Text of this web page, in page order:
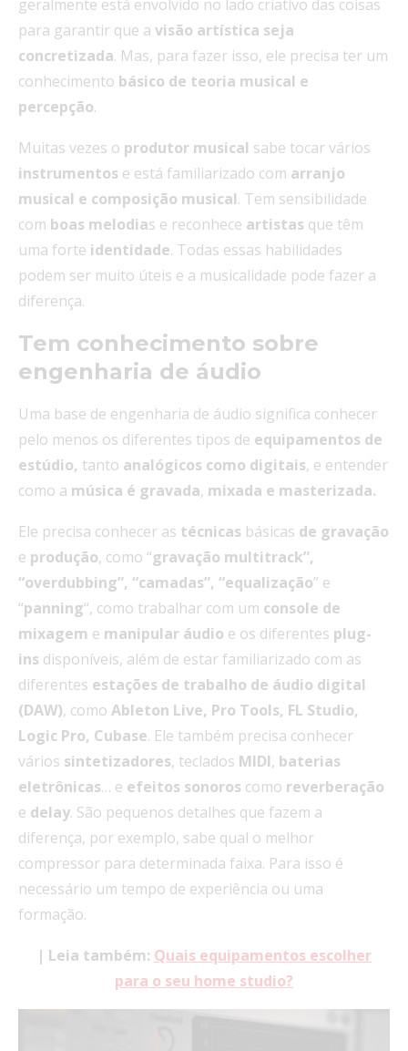
geralmente está envolvido no lado criativo das coisas
para garantir que a visão artística seja
concretizada. Mas, para fazer isso, ele precisa ter um
conhecimento básico de teoria musical e
percepção.
Muitas vezes o produtor musical sabe tocar vários
instrumentos e está familiarizado com arranjo
musical e composição musical. Tem sensibilidade
com boas melodias e reconhece artistas que têm
uma forte identidade. Todas essas habilidades
podem ser muito úteis e a musicalidade pode fazer a
diferença.
Tem conhecimento sobre
engenharia de áudio
Uma base de engenharia de áudio significa conhecer
pelo menos os diferentes tipos de equipamentos de
estúdio, tanto analógicos como digitais, e entender
como a música é gravada, mixada e masterizada.
Ele precisa conhecer as técnicas básicas de gravação
e produção, como “gravação multitrack”,
“overdubbing”, “camadas”, “equalização” e
“panning“, como trabalhar com um console de
mixagem e manipular áudio e os diferentes plug-
ins disponíveis, além de estar familiarizado com as
diferentes estações de trabalho de áudio digital
(DAW), como Ableton Live, Pro Tools, FL Studio,
Logic Pro, Cubase. Ele também precisa conhecer
vários sintetizadores, teclados MIDI, baterias
eletrônicas… e efeitos sonoros como reverberação
e delay. São pequenos detalhes que fazem a
diferença, por exemplo, sabe qual o melhor
compressor para determinada faixa. Para isso é
necessário um tempo de experiência ou uma
formação.
| Leia também: Quais equipamentos escolher
para o seu home studio?